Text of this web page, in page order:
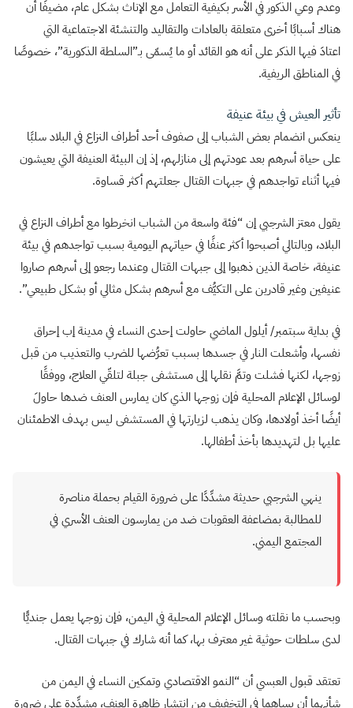
وعدم وعي الذكور في الأسر بكيفية التعامل مع الإناث بشكل عام، مضيفًا أن
هناك أسبابًا أخرى متعلقة بالعادات والتقاليد والتنشئة الاجتماعية التي
اعتادَ فيها الذكر على أنه هو القائد أو ما يُسمّى بـ”السلطة الذكورية”، خصوصًا
في المناطق الريفية.
تأثير العيش في بيئة عنيفة
ينعكس انضمام بعض الشباب إلى صفوف أحد أطراف النزاع في البلاد سلبًا
على حياة أسرهم بعد عودتهم إلى منازلهم، إذ إن البيئة العنيفة التي يعيشون
فيها أثناء تواجدهم في جبهات القتال جعلتهم أكثر قساوة.
يقول معتز الشرجبي إن “فئة واسعة من الشباب انخرطوا مع أطراف النزاع في
البلاد، وبالتالي أصبحوا أكثر عنفًا في حياتهم اليومية بسبب تواجدهم في بيئة
عنيفة، خاصة الذين ذهبوا إلى جبهات القتال وعندما رجعو إلى أسرهم صاروا
عنيفين وغير قادرين على التكيُّف مع أسرهم بشكل مثالي أو بشكل طبيعي”.
في بداية سبتمبر/ أيلول الماضي حاولت إحدى النساء في مدينة إب إحراق
نفسها، وأشعلت النار في جسدها بسبب تعرُّضها للضرب والتعذيب من قبل
زوجها، لكنها فشلت وتمَّ نقلها إلى مستشفى جبلة لتلقّي العلاج، ووفقًا
لوسائل الإعلام المحلية فإن زوجها الذي كان يمارس العنف ضدها حاولَ
أيضًا أخذ أولادها، وكان يذهب لزيارتها في المستشفى ليس بهدف الاطمئنان
عليها بل لتهديدها بأخذ أطفالها.
ينهي الشرجبي حديثة مشدِّدًا على ضرورة القيام بحملة مناصرة
للمطالبة بمضاعفة العقوبات ضد من يمارسون العنف الأسري في
المجتمع اليمني.
وبحسب ما نقلته وسائل الإعلام المحلية في اليمن، فإن زوجها يعمل جنديًّا
لدى سلطات حوثية غير معترف بها، كما أنه شارك في جبهات القتال.
تعتقد قبول العبسي أن “النمو الاقتصادي وتمكين النساء في اليمن من
شأنهما أن يساهما في التخفيف من انتشار ظاهرة العنف، مشدِّدة على ضرورة